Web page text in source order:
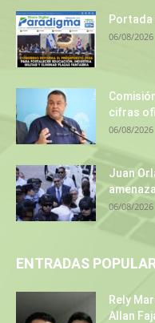
06/08/2026
cifras
06/08/2026
Juan
06/08/2026
ENTRADAS
Rely
Allan